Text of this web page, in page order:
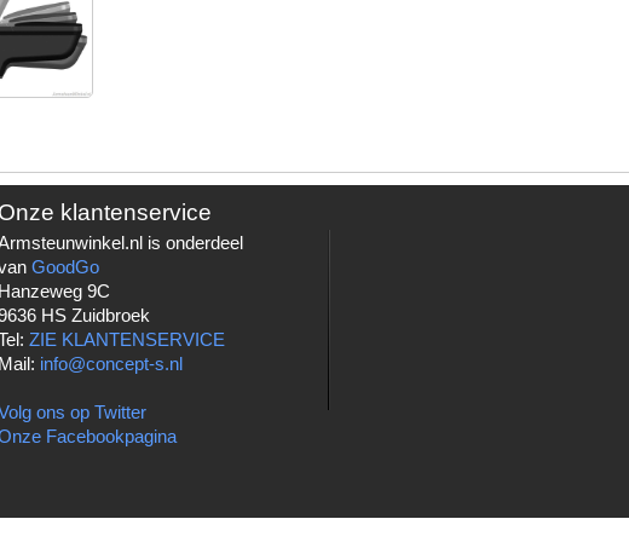
Onze klantenservice
is onderdeel
GoodGo
Hanzeweg 9C
HS Zuidbroek
ZIE KLANTENSERVICE
Mail: info@concept-s.nl
ons op Twitter
Facebookpagina